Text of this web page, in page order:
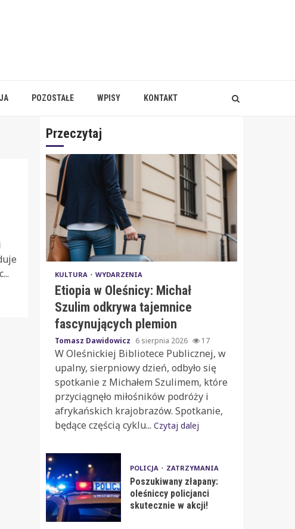
POZOSTAŁE WPISY KONTAKT
Przeczytaj
KULTURA WYDARZENIA
Etiopia w Oleśnicy: Michał
Szulim odkrywa tajemnice
fascynujących plemion
Tomasz Dawidowicz 6 sierpnia 2026 17
W Oleśnickiej Bibliotece Publicznej, w
upalny, sierpniowy dzień, odbyło się
spotkanie z Michałem Szulimem, które
przyciągnęło miłośników podróży i
afrykańskich krajobrazów. Spotkanie,
będące częścią cyklu... Czytaj dalej
POLICJA ZATRZYMANIA
Poszukiwany złapany:
oleśniccy policjanci
skutecznie w akcji!